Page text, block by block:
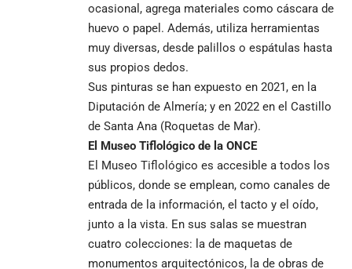
ocasional, agrega materiales como cáscara de
huevo o papel. Además, utiliza herramientas
muy diversas, desde palillos o espátulas hasta
sus propios dedos.
Sus pinturas se han expuesto en 2021, en la
Diputación de Almería; y en 2022 en el Castillo
de Santa Ana (Roquetas de Mar).
El Museo Tiflológico de la ONCE
El Museo Tiflológico es accesible a todos los
públicos, donde se emplean, como canales de
entrada de la información, el tacto y el oído,
junto a la vista. En sus salas se muestran
cuatro colecciones: la de maquetas de
monumentos arquitectónicos, la de obras de